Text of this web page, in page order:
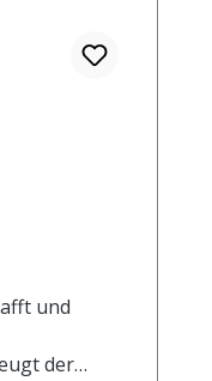
und
der